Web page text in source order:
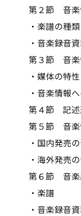
第２節 音楽
・楽譜の種類
・音楽録音
第３節 音楽
・媒体の特性
・音楽情報
第４節 記述
第５節 音楽
・国内発売
・海外発売
第６節 音楽
・楽譜
・音楽録音